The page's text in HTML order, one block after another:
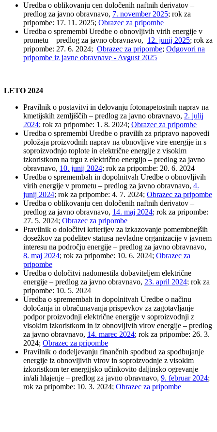
Uredba o oblikovanju cen določenih naftnih derivatov –
predlog za javno obravnavo, 7. november 2025; rok za
pripombe: 17. 11. 2025; Obrazec za pripombe
Uredba o spremembi Uredbe o obnovljivih virih energije v
prometu – predlog za javno obravnavo, 12. junij 2025; rok za
pripombe: 27. 6. 2024; Obrazec za pripombe; Odgovori na
pripombe iz javne obravnave - Avgust 2025
LETO 2024
Pravilnik o postavitvi in delovanju fotonapetostnih naprav na
kmetijskih zemljiščih – predlog za javno obravnavo, 2. julij
2024; rok za pripombe: 1. 8. 2024; Obrazec za pripombe
Uredba o spremembi Uredbe o pravilih za pripravo napovedi
položaja proizvodnih naprav na obnovljive vire energije in s
soproizvodnjo toplote in električne energije z visokim
izkoristkom na trgu z električno energijo – predlog za javno
obravnavo, 10. junij 2024; rok za pripombe: 20. 6. 2024
Uredba o spremembah in dopolnitvah Uredbe o obnovljivih
virih energije v prometu – predlog za javno obravnavo, 4.
junij 2024; rok za pripombe: 4. 7. 2024; Obrazec za pripombe
Uredba o oblikovanju cen določenih naftnih derivatov –
predlog za javno obravnavo, 14. maj 2024; rok za pripombe:
27. 5. 2024; Obrazec za pripombe
Pravilnik o določitvi kriterijev za izkazovanje pomembnejših
dosežkov za podelitev statusa nevladne organizacije v javnem
interesu na področju energije – predlog za javno obravnavo,
8. maj 2024; rok za pripombe: 10. 6. 2024; Obrazec za
pripombe
Uredba o določitvi nadomestila dobaviteljem električne
energije – predlog za javno obravnavo, 23. april 2024; rok za
pripombe: 10. 5. 2024
Uredba o spremembah in dopolnitvah Uredbe o načinu
določanja in obračunavanja prispevkov za zagotavljanje
podpor proizvodnji električne energije v soproizvodnji z
visokim izkoristkom in iz obnovljivih virov energije – predlog
za javno obravnavo, 14. marec 2024; rok za pripombe: 26. 3.
2024; Obrazec za pripombe
Pravilnik o dodeljevanju finančnih spodbud za spodbujanje
energije iz obnovljivih virov in soproizvodnje z visokim
izkoristkom ter energijsko učinkovito daljinsko ogrevanje
in/ali hlajenje – predlog za javno obravnavo, 9. februar 2024;
rok za pripombe: 10. 3. 2024; Obrazec za pripombe